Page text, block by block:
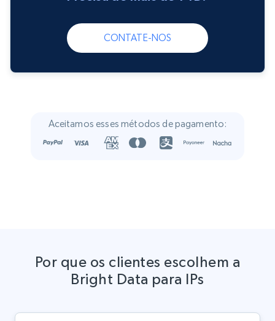
CONTATE-NOS
Aceitamos esses métodos de pagamento:
Por que os clientes escolhem a
Bright Data para IPs